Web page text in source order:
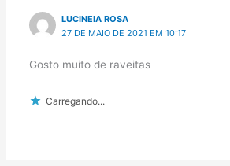
LUCINEIA ROSA
27 DE MAIO DE 2021 EM 10:17
Gosto muito de raveitas
Carregando...